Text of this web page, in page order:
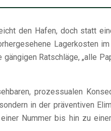
den Hafen, doch statt
Lagerkosten im
Ratschläge, „alle
prozessualen
in der präventiven
Nummer bis hin zu